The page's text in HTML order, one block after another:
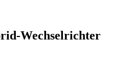
Wechselrichter